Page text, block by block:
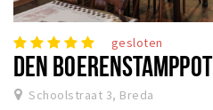
gesloten
DEN BOERENSTAMPPOT
Schoolstraat 3, Breda